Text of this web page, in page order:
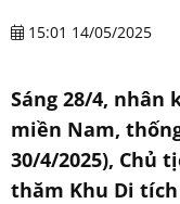
15:01 14/05/2025
Sáng 28/4, nhân
miền Nam,
30/4/2025), Chủ
thăm Khu Di